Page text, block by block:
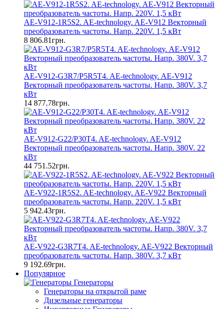
AE-V912-1R5S2. AE-technology. AE-V912 Векторный
преобразователь частоты. Напр. 220V. 1,5 кВт
8 806.81грн.
AE-V912-G3R7/P5R5T4. AE-technology. AE-V912
Векторный преобразователь частоты. Напр. 380V. 3,7
кВт
14 877.78грн.
AE-V912-G22/P30T4. AE-technology. AE-V912
Векторный преобразователь частоты. Напр. 380V. 22
кВт
44 751.52грн.
AE-V922-1R5S2. AE-technology. AE-V922 Векторный
преобразователь частоты. Напр. 220V. 1,5 кВт
5 942.43грн.
AE-V922-G3R7T4. AE-technology. AE-V922 Векторный
преобразователь частоты. Напр. 380V. 3,7 кВт
9 192.69грн.
Популярное
Генераторы
Генераторы на открытой раме
Дизельные генераторы